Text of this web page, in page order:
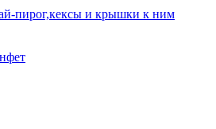
пирог,кексы и крышки к ним